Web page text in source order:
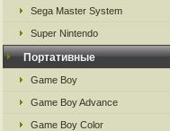
Sega Master System
Super Nintendo
Портативные
Game Boy
Game Boy Advance
Game Boy Color